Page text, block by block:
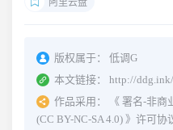
版权属于：
低调G
本文链接：
http://
作品采用：
《 署名-非商
(CC BY-NC-SA 4.0) 》许可协